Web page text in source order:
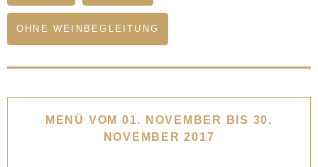
OHNE WEINBEGLEITUNG
MENÜ VOM 01. NOVEMBER BIS 30.
NOVEMBER 2017